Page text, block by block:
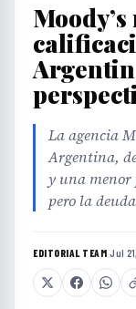
La agencia
Argentina,
y una
pero la
EDITORIAL TEAM·Jul